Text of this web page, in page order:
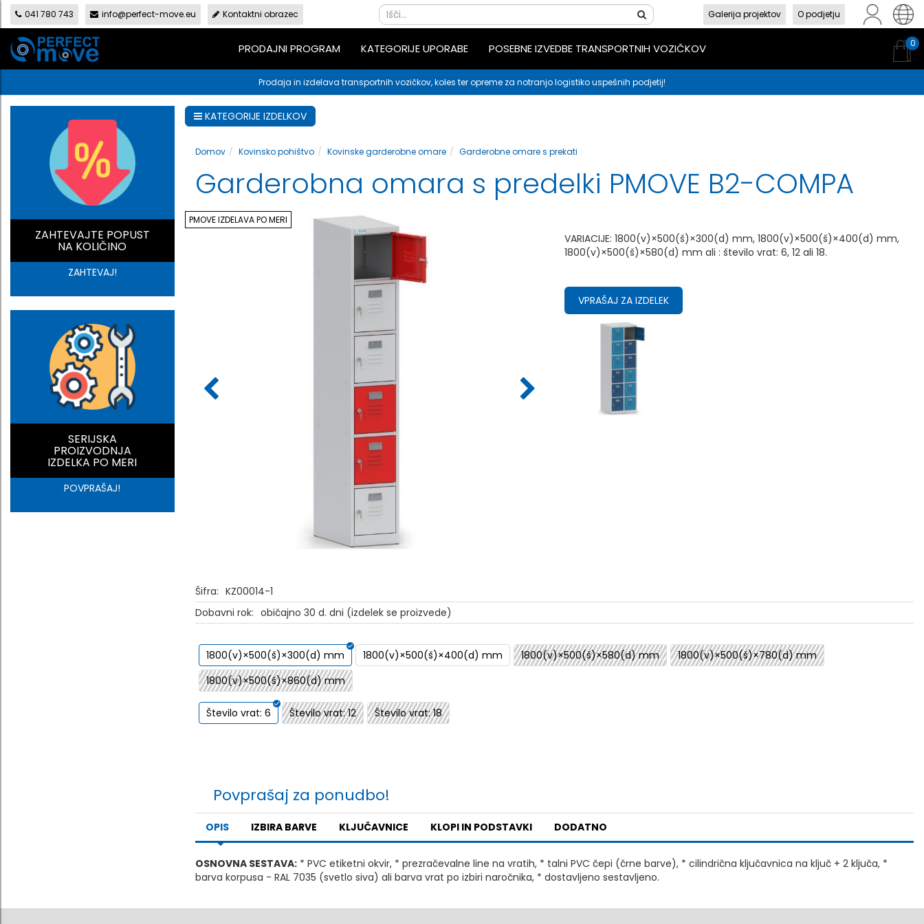
en
041 780 743 info@perfect-move.eu Kontaktni obrazec Galerija projektov O podjetju
PRODAJNI PROGRAM KATEGORIJE UPORABE POSEBNE IZVEDBE TRANSPORTNIH VOZIČKOV 0
Prodaja in izdelava transportnih vozičkov, koles ter opreme za notranjo logistiko uspešnih podjetij!
ZAHTEVAJTE POPUST
NA KOLIČINO
ZAHTEVAJ!
SERIJSKA
PROIZVODNJA
IZDELKA PO MERI
POVPRAŠAJ!
KATEGORIJE IZDELKOV
Domov Kovinsko pohištvo Kovinske garderobne omare Garderobne omare s prekati
Garderobna omara s predelki PMOVE B2-COMPA
PMOVE IZDELAVA PO MERI
VARIACIJE: 1800(v)×500(š)×300(d) mm, 1800(v)×500(š)×400(d) mm,
1800(v)×500(š)×580(d) mm ali : število vrat: 6, 12 ali 18.
VPRAŠAJ ZA IZDELEK
Šifra: KZ00014-1
Dobavni rok: običajno 30 d. dni (izdelek se proizvede)
1800(v)×500(š)×300(d) mm 1800(v)×500(š)×400(d) mm 1800(v)×500(š)×580(d) mm
1800(v)×500(š)×780(d) mm
1800(v)×500(š)×860(d) mm
Število vrat: 6 Število vrat: 12 Število vrat: 18
Povprašaj za ponudbo!
OPIS IZBIRA BARVE KLJUČAVNICE KLOPI IN PODSTAVKI DODATNO
OSNOVNA SESTAVA:* PVC etiketni okvir, * prezračevalne line na vratih, * talni PVC čepi (črne barve), * cilindrična ključavnica na ključ + 2 ključa, *
barva korpusa - RAL 7035 (svetlo siva) ali barva vrat po izbiri naročnika, * dostavljeno sestavljeno.